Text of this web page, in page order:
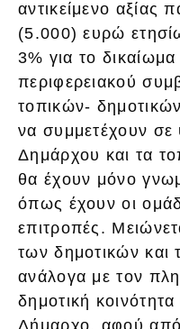
αντικείμενο αξίας
(5.000) ευρώ
3% για το
περιφερειακού
τοπικών-
να συμμετέχουν
Δημάρχου και τα
θα έχουν μόνο
όπως έχουν οι
επιτροπές.
των δημοτικών και
ανάλογα με τον
δημοτική